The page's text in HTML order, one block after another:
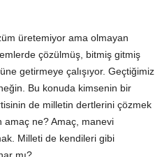
üretemiyor ama olmayan
çözülmüş, bitmiş gitmiş
getirmeye çalışıyor. Geçtiğimiz
Bu konuda kimsenin bir
de milletin dertlerini çözmek
amaç ne? Amaç, manevi
Milleti de kendileri gibi